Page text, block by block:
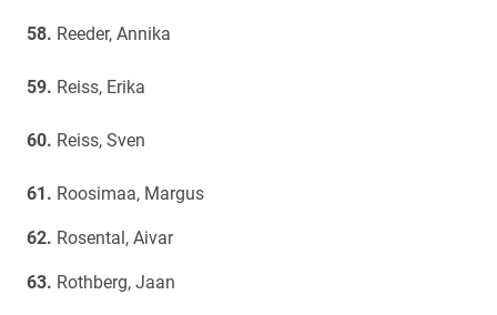
Reeder, Annika
Reiss, Erika
Reiss, Sven
Roosimaa, Margus
Rosental, Aivar
Rothberg, Jaan